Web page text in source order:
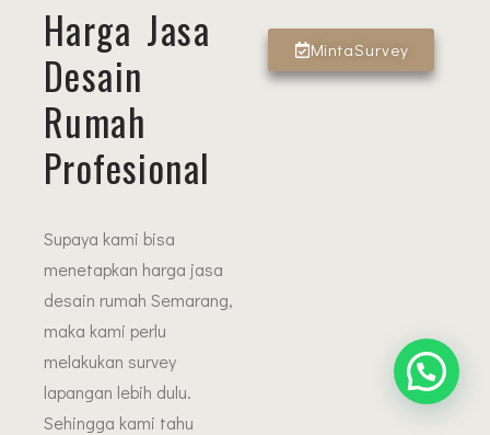
MintaSurvey
Harga Jasa
Desain
Rumah
Profesional
Supaya kami bisa
menetapkan harga jasa
desain rumah Semarang,
maka kami perlu
melakukan survey
lapangan lebih dulu.
Sehingga kami tahu